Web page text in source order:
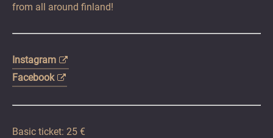
from all around finland!
Instagram
Facebook
Basic ticket: 25 €